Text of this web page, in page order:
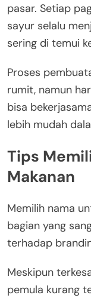
pasar. Setiap
sayur selalu
sering di temui
Proses
rumit, namun
bisa
lebih mudah
Tips
Makanan
Memilih nama
bagian yang
terhadap
Meskipun
pemula kurang